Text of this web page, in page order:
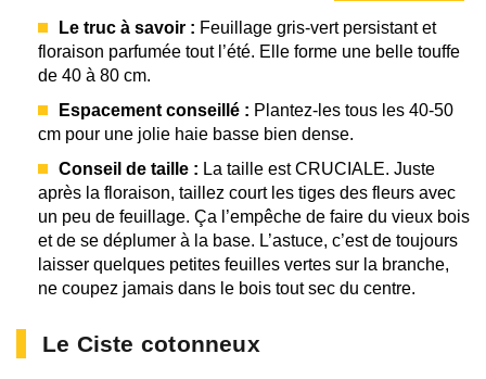
Le truc à savoir : Feuillage gris-vert persistant et
floraison parfumée tout l’été. Elle forme une belle touffe
de 40 à 80 cm.
Espacement conseillé : Plantez-les tous les 40-50
cm pour une jolie haie basse bien dense.
Conseil de taille : La taille est CRUCIALE. Juste
après la floraison, taillez court les tiges des fleurs avec
un peu de feuillage. Ça l’empêche de faire du vieux bois
et de se déplumer à la base. L’astuce, c’est de toujours
laisser quelques petites feuilles vertes sur la branche,
ne coupez jamais dans le bois tout sec du centre.
Le Ciste cotonneux